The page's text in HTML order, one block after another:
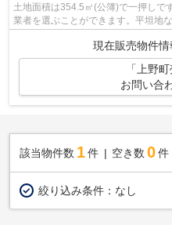
土地面積は354.5㎡(公簿)で一押しで
業者を選ぶことができます。平坦地
間も短くなりやすいですよ。こちら
現在販売物件情
「上野
お問い合
該当物件数 1件 空き数 0 件
絞り込み条件： なし